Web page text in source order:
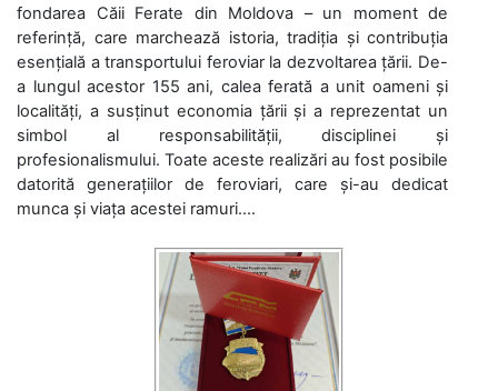
fondarea Căii Ferate din Moldova – un moment de
referință, care marchează istoria, tradiția și contribuția
esențială a transportului feroviar la dezvoltarea țării. De-
a lungul acestor 155 ani, calea ferată a unit oameni și
localități, a susținut economia țării și a reprezentat un
simbol al responsabilității, disciplinei și
profesionalismului. Toate aceste realizări au fost posibile
datorită generațiilor de feroviari, care și-au dedicat
munca și viața acestei ramuri....